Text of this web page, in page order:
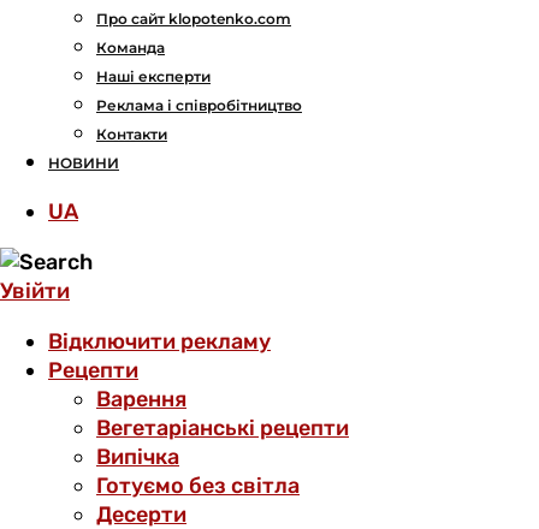
Про сайт klopotenko.com
Команда
Наші експерти
Реклама і співробітництво
Контакти
НОВИНИ
UA
Увійти
Відключити рекламу
Рецепти
Варення
Вегетаріанські рецепти
Випічка
Готуємо без світла
Десерти